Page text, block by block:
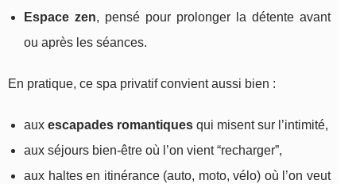
Espace zen, pensé pour prolonger la détente avant
ou après les séances.
En pratique, ce spa privatif convient aussi bien :
aux escapades romantiques qui misent sur l’intimité,
aux séjours bien-être où l’on vient “recharger”,
aux haltes en itinérance (auto, moto, vélo) où l’on veut